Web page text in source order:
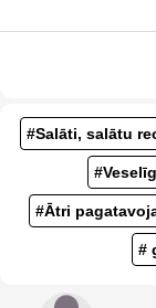
#Salāti, salātu
#Ātri
#